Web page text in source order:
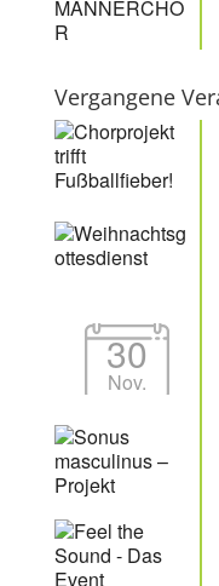
Vergangene
30
Nov.